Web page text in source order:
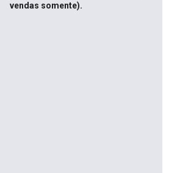
vendas somente).